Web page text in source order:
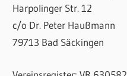
Harpolinger Str. 12
c/o Dr. Peter Haußmann
79713 Bad Säckingen